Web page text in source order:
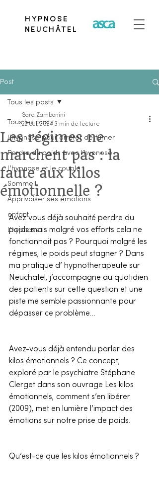
HYPNOSE
NEUCHÂTEL
Post
Tous les posts
L’hypnose pour arrêter de fumer
Perdre du poids avec l’hypnose
L’hypnose et le couple
Sommeil
Apprivoiser ses émotions
enfant
L'hypnose
Tous les posts
Les régimes ne
marchent pas : la
faute aux kilos
émotionnelle ?
Sara Zambonini
22 oct. 2024 3 min de lecture
Avez vous déjà souhaité perdre du
poids mais malgré vos efforts cela ne
fonctionnait pas ? Pourquoi malgré les
régimes, le poids peut stagner ? Dans
ma pratique d’ hypnotherapeute sur
Neuchatel, j’accompagne au quotidien
des patients sur cette question et une
piste me semble passionnante pour
dépasser ce problème…
Avez-vous déjà entendu parler des
kilos émotionnels ? Ce concept,
exploré par le psychiatre Stéphane
Clerget dans son ouvrage Les kilos
émotionnels, comment s’en libérer
(2009), met en lumière l’impact des
émotions sur notre prise de poids.
Qu’est-ce que les kilos émotionnels ?